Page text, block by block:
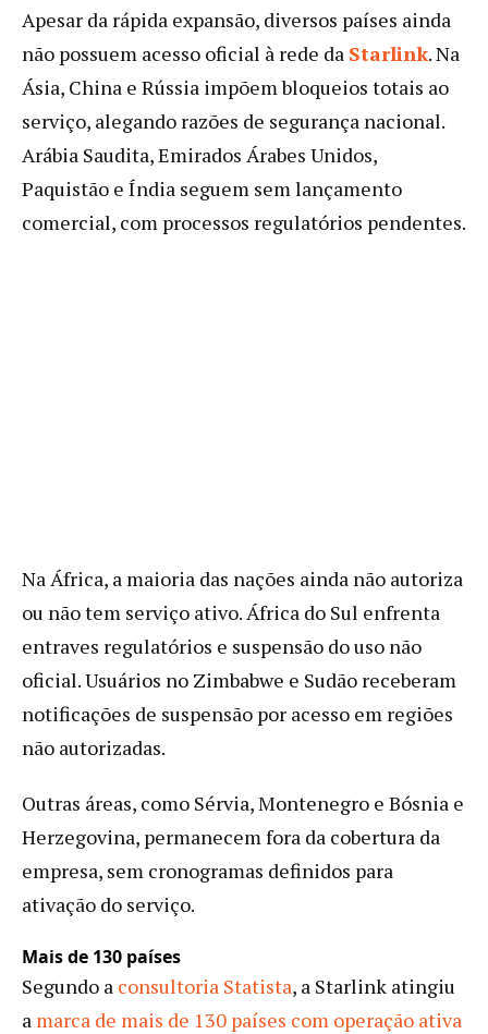
Apesar da rápida expansão, diversos países ainda
não possuem acesso oficial à rede da Starlink. Na
Ásia, China e Rússia impõem bloqueios totais ao
serviço, alegando razões de segurança nacional.
Arábia Saudita, Emirados Árabes Unidos,
Paquistão e Índia seguem sem lançamento
comercial, com processos regulatórios pendentes.
Na África, a maioria das nações ainda não autoriza
ou não tem serviço ativo. África do Sul enfrenta
entraves regulatórios e suspensão do uso não
oficial. Usuários no Zimbabwe e Sudão receberam
notificações de suspensão por acesso em regiões
não autorizadas.
Outras áreas, como Sérvia, Montenegro e Bósnia e
Herzegovina, permanecem fora da cobertura da
empresa, sem cronogramas definidos para
ativação do serviço.
Mais de 130 países
Segundo a consultoria Statista, a Starlink atingiu
a marca de mais de 130 países com operação ativa